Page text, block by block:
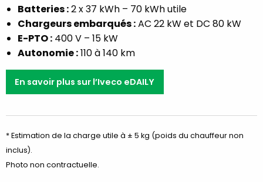
Batteries :2 x 37 kWh – 70 kWh utile
Chargeurs embarqués :AC 22 kW et DC 80 kW
E-PTO : 400 V – 15 kW
Autonomie :110 à 140 km
En savoir plus sur l’Iveco eDAILY
* Estimation de la charge utile à ± 5 kg (poids du chauffeur non
inclus).
Photo non contractuelle.